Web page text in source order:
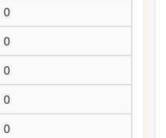
0
0
0
0
0